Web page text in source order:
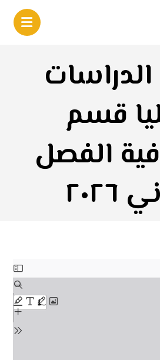
الدراسات
قسم
الفصل